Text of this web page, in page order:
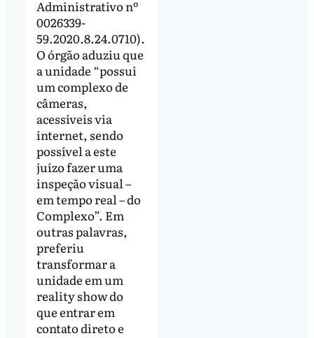
Administrativo nº
0026339-
59.2020.8.24.0710).
O órgão aduziu que
a unidade “possui
um complexo de
câmeras,
acessíveis via
internet, sendo
possível a este
juízo fazer uma
inspeção visual –
em tempo real – do
Complexo”. Em
outras palavras,
preferiu
transformar a
unidade em um
reality show do
que entrar em
contato direto e